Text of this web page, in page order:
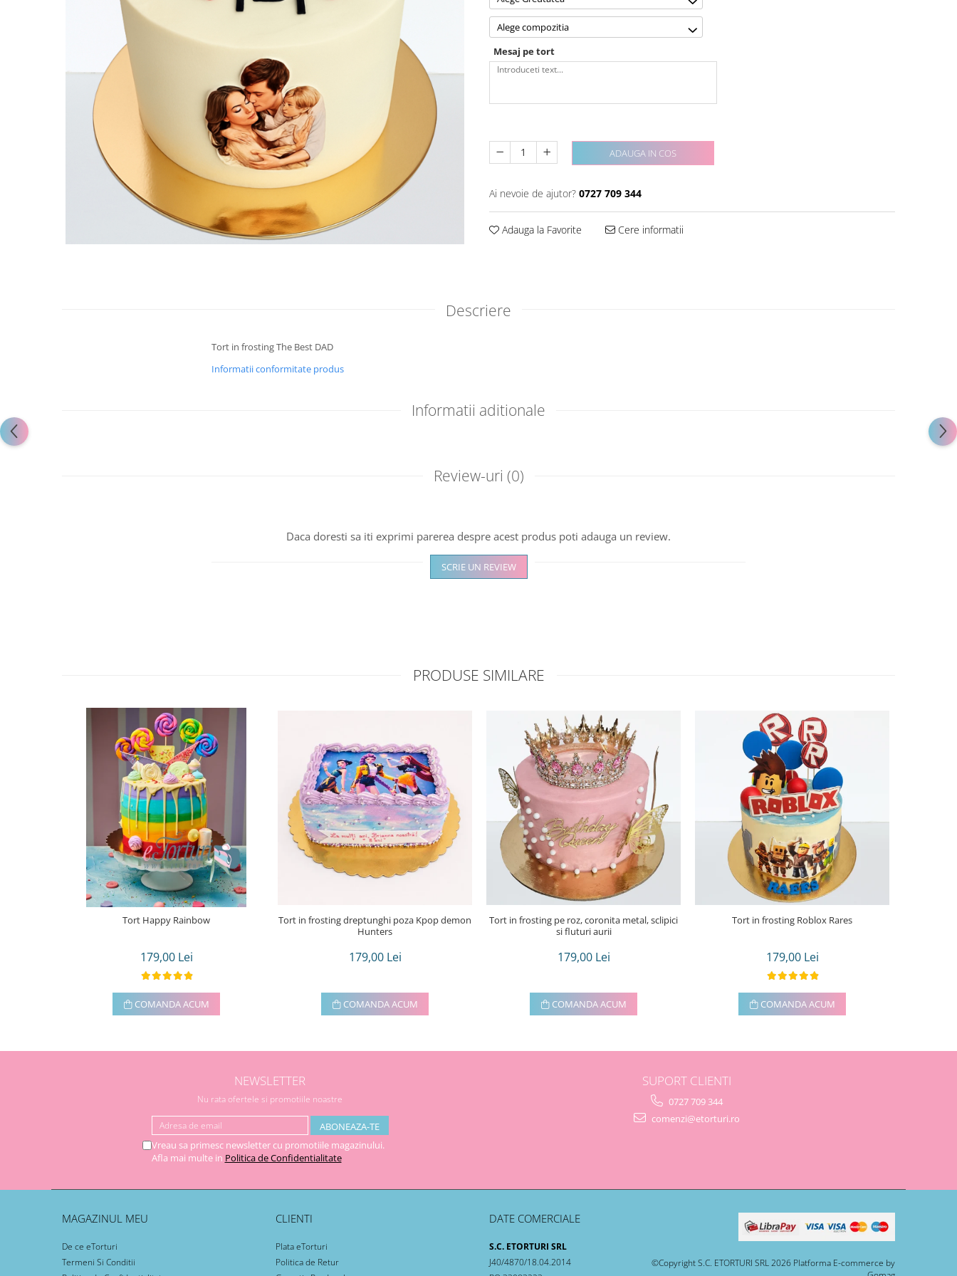
Torturi in frosting- crema pentru
Tortulețe 1.7 kg - 2 kg
Alege compozitia
Mesaj pe tort
ADAUGA IN COS
Ai nevoie de ajutor? 0727 709 344
Adauga la Favorite Cere informatii
Descriere
Tort in frosting The Best DAD
Informatii conformitate produs
Informatii aditionale
Review-uri (0)
Daca doresti sa iti exprimi parerea despre acest produs poti adauga un review.
SCRIE UN REVIEW
PRODUSE SIMILARE
Tort Happy Rainbow
179,00 Lei
COMANDA ACUM
Tort in frosting dreptunghi poza Kpop demon
Hunters
179,00 Lei
COMANDA ACUM
Tort in frosting pe roz, coronita metal, sclipici
si fluturi aurii
179,00 Lei
COMANDA ACUM
Tort in frosting Roblox Rares
179,00 Lei
COMANDA ACUM
NEWSLETTER
Nu rata ofertele si promotiile noastre
Vreau sa primesc newsletter cu promotiile magazinului.
Afla mai multe in Politica de Confidentialitate
SUPORT CLIENTI
0727 709 344
comenzi@etorturi.ro
MAGAZINUL MEU
De ce eTorturi
Termeni Si Conditii
CLIENTI
Plata eTorturi
Politica de Retur
DATE COMERCIALE
S.C. ETORTURI SRL
J40/4870/18.04.2014
©Copyright S.C. ETORTURI SRL 2026 Platforma E-commerce by